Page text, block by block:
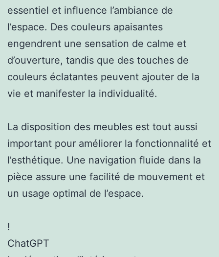
essentiel et influence l’ambiance de
l’espace. Des couleurs apaisantes
engendrent une sensation de calme et
d’ouverture, tandis que des touches de
couleurs éclatantes peuvent ajouter de la
vie et manifester la individualité.
La disposition des meubles est tout aussi
important pour améliorer la fonctionnalité et
l’esthétique. Une navigation fluide dans la
pièce assure une facilité de mouvement et
un usage optimal de l’espace.
!
ChatGPT